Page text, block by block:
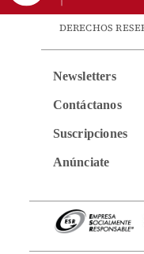
DERECHOS
Newsletters
Contáctanos
Suscripciones
Anúnciate